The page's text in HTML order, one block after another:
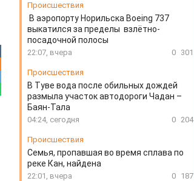
Происшествия
В аэропорту Норильска Boeing 737
выкатился за пределы взлётно-
посадочной полосы
22:07, вчера 0 301
Происшествия
В Туве вода после обильных дождей
размыла участок автодороги Чадан –
Баян-Тала
04:24, сегодня 0 204
Происшествия
Семья, пропавшая во время сплава по
реке Кан, найдена
22:01, вчера 0 187